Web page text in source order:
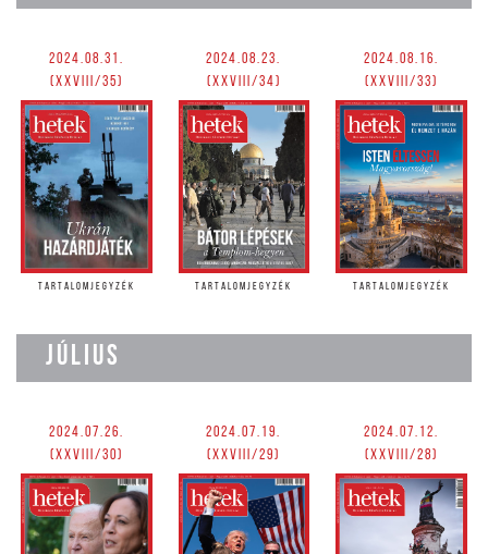
2024.08.31.
(XXVIII/35)
TARTALOMJEGYZÉK
2024.08.23.
(XXVIII/34)
TARTALOMJEGYZÉK
2024.08.16.
(XXVIII/33)
TARTALOMJEGYZÉK
JÚLIUS
2024.07.26.
(XXVIII/30)
2024.07.19.
(XXVIII/29)
2024.07.12.
(XXVIII/28)